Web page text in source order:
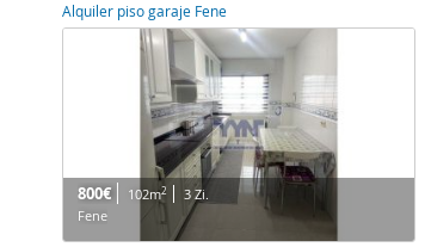
Alquiler piso garaje Fene
800€ 102m2
3 Zi.
Fene